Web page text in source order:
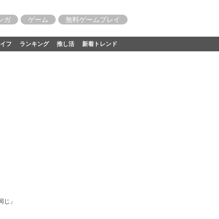
ガ ゲーム 無料ゲームプレイ
フ ランキング 推し活 新着トレンド
」